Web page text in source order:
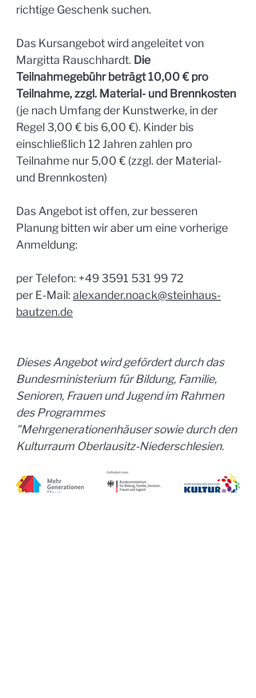
richtige Geschenk suchen.
Das Kursangebot wird angeleitet von
Margitta Rauschhardt. Die
Teilnahmegebühr beträgt 10,00 € pro
Teilnahme, zzgl. Material- und Brennkosten
(je nach Umfang der Kunstwerke, in der
Regel 3,00 € bis 6,00 €). Kinder bis
einschließlich 12 Jahren zahlen pro
Teilnahme nur 5,00 € (zzgl. der Material-
und Brennkosten)
Das Angebot ist offen, zur besseren
Planung bitten wir aber um eine vorherige
Anmeldung:
per Telefon: +49 3591 531 99 72
per E-Mail: alexander.noack@steinhaus-
bautzen.de
Dieses Angebot wird gefördert durch das
Bundesministerium für Bildung, Familie,
Senioren, Frauen und Jugend im Rahmen
des Programmes
"Mehrgenerationenhäuser sowie durch den
Kulturraum Oberlausitz-Niederschlesien.